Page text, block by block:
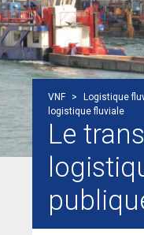
VNF > Logistique
logistique fluviale
Le